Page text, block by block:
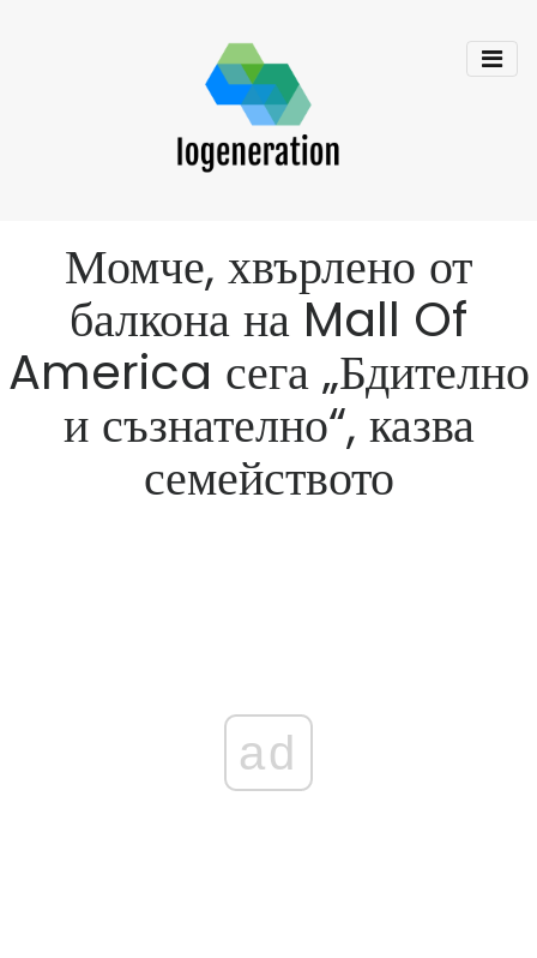
Момче, хвърлено от
балкона на Mall Of
America сега „Бдително
и съзнателно“, казва
семейството
ad